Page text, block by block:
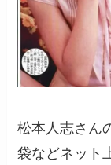
松本人志さん
袋などネット